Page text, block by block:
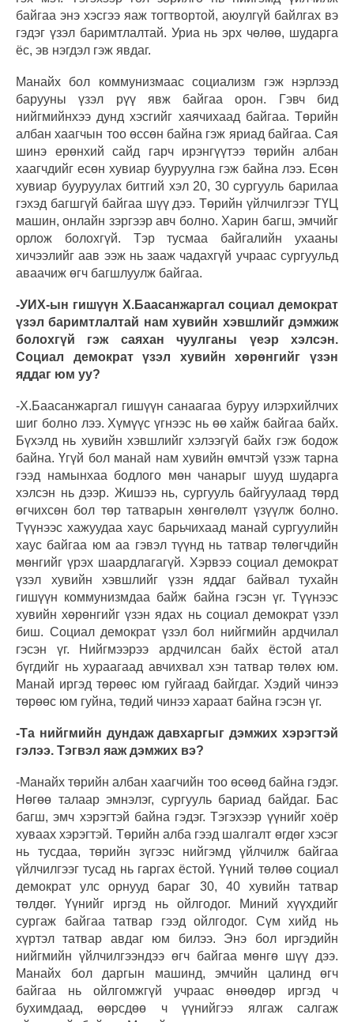
байгаа энэ хэсгээ яаж тогтвортой, аюулгүй байлгах вэ
гэдэг үзэл баримтлалтай. Уриа нь эрх чөлөө, шударга
ёс, эв нэгдэл гэж явдаг.
Манайх бол коммунизмаас социализм гэж нэрлээд
барууны үзэл рүү явж байгаа орон. Гэвч бид
нийгмийнхээ дунд хэсгийг хаячихаад байгаа. Төрийн
албан хаагчын тоо өссөн байна гэж яриад байгаа. Сая
шинэ ерөнхий сайд гарч ирэнгүүтээ төрийн албан
хаагчдийг есөн хувиар бууруулна гэж байна лээ. Есөн
хувиар бууруулах битгий хэл 20, 30 сургууль барилаа
гэхэд багшгүй байгаа шүү дээ. Төрийн үйлчилгээг ТҮЦ
машин, онлайн зэргээр авч болно. Харин багш, эмчийг
орлож болохгүй. Тэр тусмаа байгалийн ухааны
хичээлийг аав ээж нь зааж чадахгүй учраас сургуульд
аваачиж өгч багшлуулж байгаа.
-УИХ-ын гишүүн Х.Баасанжаргал социал демократ
үзэл баримтлалтай нам хувийн хэвшлийг дэмжиж
болохгүй гэж саяхан чуулганы үеэр хэлсэн.
Социал демократ үзэл хувийн хөрөнгийг үзэн
яддаг юм уу?
-Х.Баасанжаргал гишүүн санаагаа буруу илэрхийлчих
шиг болно лээ. Хүмүүс үгнээс нь өө хайж байгаа байх.
Бүхэлд нь хувийн хэвшлийг хэлээгүй байх гэж бодож
байна. Үгүй бол манай нам хувийн өмчтэй үзэж тарна
гээд намынхаа бодлого мөн чанарыг шууд шударга
хэлсэн нь дээр. Жишээ нь, сургууль байгуулаад төрд
өгчихсөн бол төр татварын хөнгөлөлт үзүүлж болно.
Түүнээс хажуудаа хаус барьчихаад манай сургуулийн
хаус байгаа юм аа гэвэл түүнд нь татвар төлөгчдийн
мөнгийг үрэх шаардлагагүй. Хэрвээ социал демократ
үзэл хувийн хэвшлийг үзэн яддаг байвал тухайн
гишүүн коммунизмдаа байж байна гэсэн үг. Түүнээс
хувийн хөрөнгийг үзэн ядах нь социал демократ үзэл
биш. Социал демократ үзэл бол нийгмийн ардчилал
гэсэн үг. Нийгмээрээ ардчилсан байх ёстой атал
бүгдийг нь хураагаад авчихвал хэн татвар төлөх юм.
Манай иргэд төрөөс юм гуйгаад байгдаг. Хэдий чинээ
төрөөс юм гуйна, төдий чинээ хараат байна гэсэн үг.
-Та нийгмийн дундаж давхаргыг дэмжих хэрэгтэй
гэлээ. Тэгвэл яаж дэмжих вэ?
-Манайх төрийн албан хаагчийн тоо өсөөд байна гэдэг.
Нөгөө талаар эмнэлэг, сургууль бариад байдаг. Бас
багш, эмч хэрэгтэй байна гэдэг. Тэгэхээр үүнийг хоёр
хуваах хэрэгтэй. Төрийн алба гээд шалгалт өгдөг хэсэг
нь тусдаа, төрийн зүгээс нийгэмд үйлчилж байгаа
үйлчилгээг тусад нь гаргах ёстой. Үүний төлөө социал
демократ улс орнууд бараг 30, 40 хувийн татвар
төлдөг. Үүнийг иргэд нь ойлгодог. Миний хүүхдийг
сургаж байгаа татвар гээд ойлгодог. Сүм хийд нь
хүртэл татвар авдаг юм билээ. Энэ бол иргэдийн
нийгмийн үйлчилгээндээ өгч байгаа мөнгө шүү дээ.
Манайх бол даргын машинд, эмчийн цалинд өгч
байгаа нь ойлгомжгүй учраас өнөөдөр иргэд ч
бухимдаад, өөрсдөө ч үүнийгээ ялгаж салгаж